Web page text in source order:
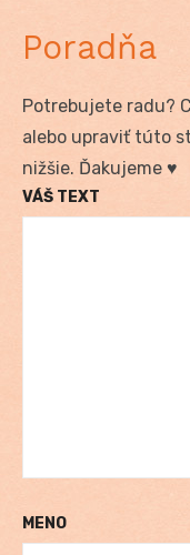
Poradňa
Potrebujete radu?
alebo upraviť túto
nižšie. Ďakujeme ♥
VÁŠ TEXT
MENO